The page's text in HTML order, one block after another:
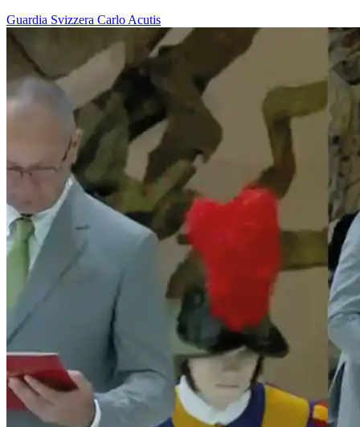
Guardia Svizzera Carlo Acutis